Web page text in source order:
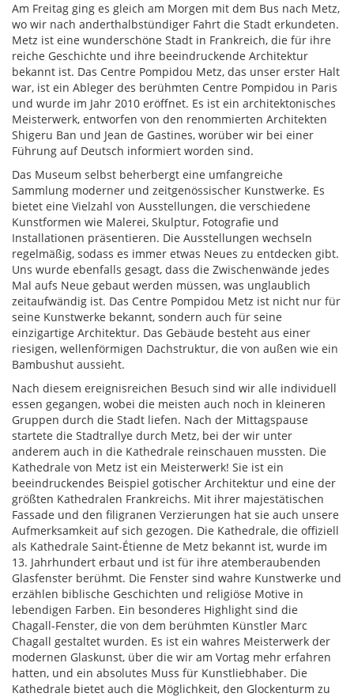
Am Freitag ging es gleich am Morgen mit dem Bus nach Metz,
wo wir nach anderthalbstündiger Fahrt die Stadt erkundeten.
Metz ist eine wunderschöne Stadt in Frankreich, die für ihre
reiche Geschichte und ihre beeindruckende Architektur
bekannt ist. Das Centre Pompidou Metz, das unser erster Halt
war, ist ein Ableger des berühmten Centre Pompidou in Paris
und wurde im Jahr 2010 eröffnet. Es ist ein architektonisches
Meisterwerk, entworfen von den renommierten Architekten
Shigeru Ban und Jean de Gastines, worüber wir bei einer
Führung auf Deutsch informiert worden sind.
Das Museum selbst beherbergt eine umfangreiche
Sammlung moderner und zeitgenössischer Kunstwerke. Es
bietet eine Vielzahl von Ausstellungen, die verschiedene
Kunstformen wie Malerei, Skulptur, Fotografie und
Installationen präsentieren. Die Ausstellungen wechseln
regelmäßig, sodass es immer etwas Neues zu entdecken gibt.
Uns wurde ebenfalls gesagt, dass die Zwischenwände jedes
Mal aufs Neue gebaut werden müssen, was unglaublich
zeitaufwändig ist. Das Centre Pompidou Metz ist nicht nur für
seine Kunstwerke bekannt, sondern auch für seine
einzigartige Architektur. Das Gebäude besteht aus einer
riesigen, wellenförmigen Dachstruktur, die von außen wie ein
Bambushut aussieht.
Nach diesem ereignisreichen Besuch sind wir alle individuell
essen gegangen, wobei die meisten auch noch in kleineren
Gruppen durch die Stadt liefen. Nach der Mittagspause
startete die Stadtrallye durch Metz, bei der wir unter
anderem auch in die Kathedrale reinschauen mussten. Die
Kathedrale von Metz ist ein Meisterwerk! Sie ist ein
beeindruckendes Beispiel gotischer Architektur und eine der
größten Kathedralen Frankreichs. Mit ihrer majestätischen
Fassade und den filigranen Verzierungen hat sie auch unsere
Aufmerksamkeit auf sich gezogen. Die Kathedrale, die offiziell
als Kathedrale Saint-Étienne de Metz bekannt ist, wurde im
13. Jahrhundert erbaut und ist für ihre atemberaubenden
Glasfenster berühmt. Die Fenster sind wahre Kunstwerke und
erzählen biblische Geschichten und religiöse Motive in
lebendigen Farben. Ein besonderes Highlight sind die
Chagall-Fenster, die von dem berühmten Künstler Marc
Chagall gestaltet wurden. Es ist ein wahres Meisterwerk der
modernen Glaskunst, über die wir am Vortag mehr erfahren
hatten, und ein absolutes Muss für Kunstliebhaber. Die
Kathedrale bietet auch die Möglichkeit, den Glockenturm zu